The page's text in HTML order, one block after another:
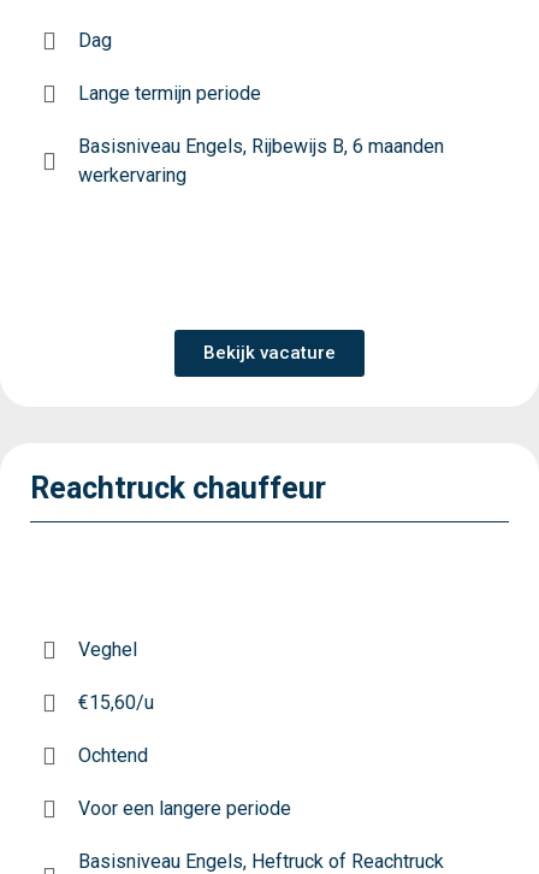
Dag
Lange termijn periode
Basisniveau Engels, Rijbewijs B, 6 maanden
werkervaring
Bekijk vacature
Reachtruck chauffeur
Veghel
€15,60/u
Ochtend
Voor een langere periode
Basisniveau Engels, Heftruck of Reachtruck